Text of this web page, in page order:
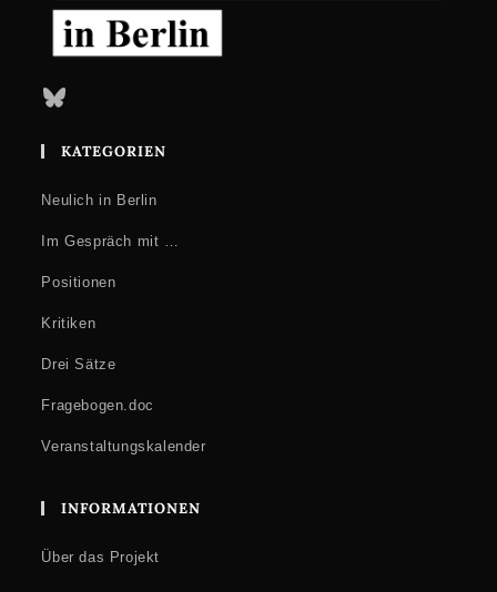
Bluesky
KATEGORIEN
Neulich in Berlin
Im Gespräch mit …
Positionen
Kritiken
Drei Sätze
Fragebogen.doc
Veranstaltungskalender
INFORMATIONEN
Über das Projekt